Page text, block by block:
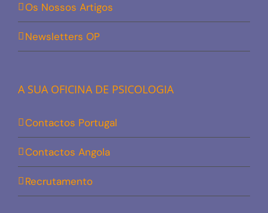
Os Nossos Artigos
Newsletters OP
A SUA OFICINA DE PSICOLOGIA
Contactos Portugal
Contactos Angola
Recrutamento